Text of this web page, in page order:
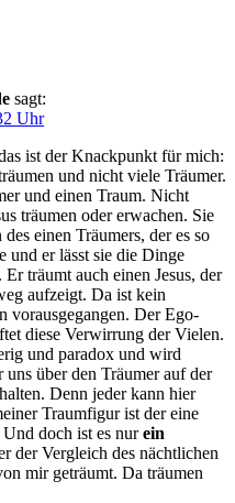
sagt:
Uhr
ist der Knackpunkt für mich:
und nicht viele Träumer.
und einen Traum. Nicht
träumen oder erwachen. Sie
einen Träumers, der es so
und er lässt sie die Dinge
träumt auch einen Jesus, der
aufzeigt. Da ist kein
vorausgegangen. Der Ego-
diese Verwirrung der Vielen.
und paradox und wird
über den Träumer auf der
Denn jeder kann hier
Traumfigur ist der eine
doch ist es nurein
der Vergleich des nächtlichen
mir geträumt. Da träumen